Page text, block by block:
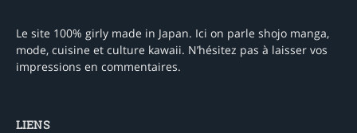
Le site 100% girly made in Japan. Ici on parle shojo manga,
mode, cuisine et culture kawaii. N’hésitez pas à laisser vos
impressions en commentaires.
LIENS